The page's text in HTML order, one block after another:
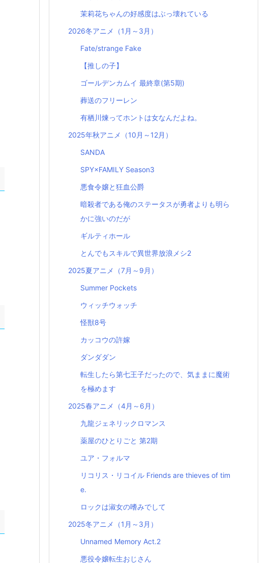
茉莉花ちゃんの好感度はぶっ壊れている
2026冬アニメ（1月～3月）
Fate/strange Fake
【推しの子】
ゴールデンカムイ 最終章(第5期)
葬送のフリーレン
有栖川煉ってホントは女なんだよね。
2025年秋アニメ（10月～12月）
SANDA
SPY×FAMILY Season3
悪食令嬢と狂血公爵
暗殺者である俺のステータスが勇者よりも明ら
かに強いのだが
ギルティホール
とんでもスキルで異世界放浪メシ2
2025夏アニメ（7月～9月）
Summer Pockets
ウィッチウォッチ
怪獣8号
カッコウの許嫁
ダンダダン
転生したら第七王子だったので、気ままに魔術
を極めます
2025春アニメ（4月～6月）
九龍ジェネリックロマンス
薬屋のひとりごと 第2期
ユア・フォルマ
リコリス・リコイル Friends are thieves of tim
e.
ロックは淑女の嗜みでして
2025冬アニメ（1月～3月）
Unnamed Memory Act.2
悪役令嬢転生おじさん